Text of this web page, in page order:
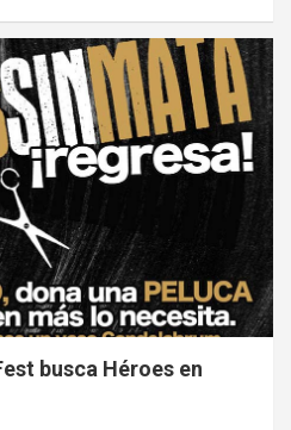
busca Héroes en